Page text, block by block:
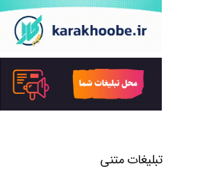
تبلیغات متنی